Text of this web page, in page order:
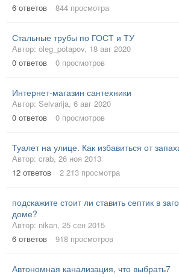
6 ответов 844 просмотра
Стальные трубы по ГОСТ и ТУ
Автор: oleg_potapov, 18 авг 2020
0 ответов 0 просмотров
Интернет-магазин сантехники
Автор: Selvarija, 6 авг 2020
0 ответов 0 просмотров
Туалет на улице. Как избавиться от
Автор: crab, 26 ноя 2013
12 ответов 2 213 просмотра
подскажите стоит ли ставить септик в
доме?
Автор: nikan, 25 сен 2015
6 ответов 918 просмотров
Автономная канализация, что выбрать7